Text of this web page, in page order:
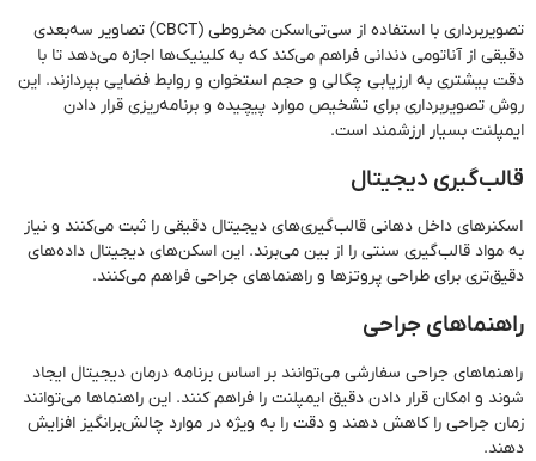
تصویربرداری با استفاده از سی‌تی‌اسکن مخروطی (CBCT) تصاویر سه‌بعدی
دقیقی از آناتومی دندانی فراهم می‌کند که به کلینیک‌ها اجازه می‌دهد تا با
دقت بیشتری به ارزیابی چگالی و حجم استخوان و روابط فضایی بپردازند. این
روش تصویربرداری برای تشخیص موارد پیچیده و برنامه‌ریزی قرار دادن
ایمپلنت بسیار ارزشمند است.
قالب‌گیری دیجیتال
اسکنرهای داخل دهانی قالب‌گیری‌های دیجیتال دقیقی را ثبت می‌کنند و نیاز
به مواد قالب‌گیری سنتی را از بین می‌برند. این اسکن‌های دیجیتال داده‌های
دقیق‌تری برای طراحی پروتزها و راهنماهای جراحی فراهم می‌کنند.
راهنماهای جراحی
راهنماهای جراحی سفارشی می‌توانند بر اساس برنامه درمان دیجیتال ایجاد
شوند و امکان قرار دادن دقیق ایمپلنت را فراهم کنند. این راهنماها می‌توانند
زمان جراحی را کاهش دهند و دقت را به ویژه در موارد چالش‌برانگیز افزایش
دهند.